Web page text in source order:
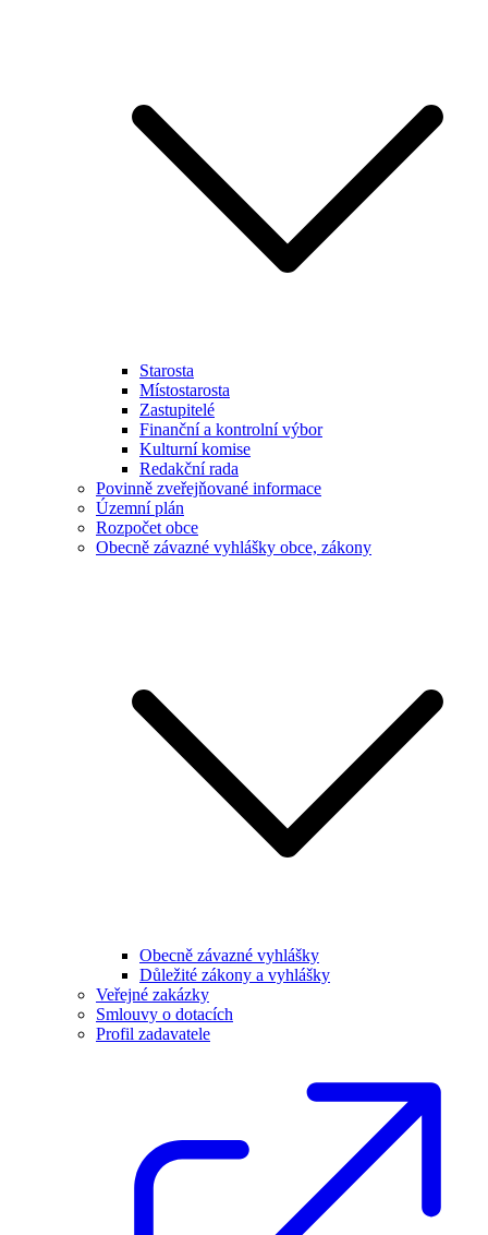
Starosta
Místostarosta
Zastupitelé
Finanční a kontrolní výbor
Kulturní komise
Redakční rada
Povinně zveřejňované informace
Územní plán
Rozpočet obce
Obecně závazné vyhlášky obce, zákony
Obecně závazné vyhlášky
Důležité zákony a vyhlášky
Veřejné zakázky
Smlouvy o dotacích
Profil zadavatele